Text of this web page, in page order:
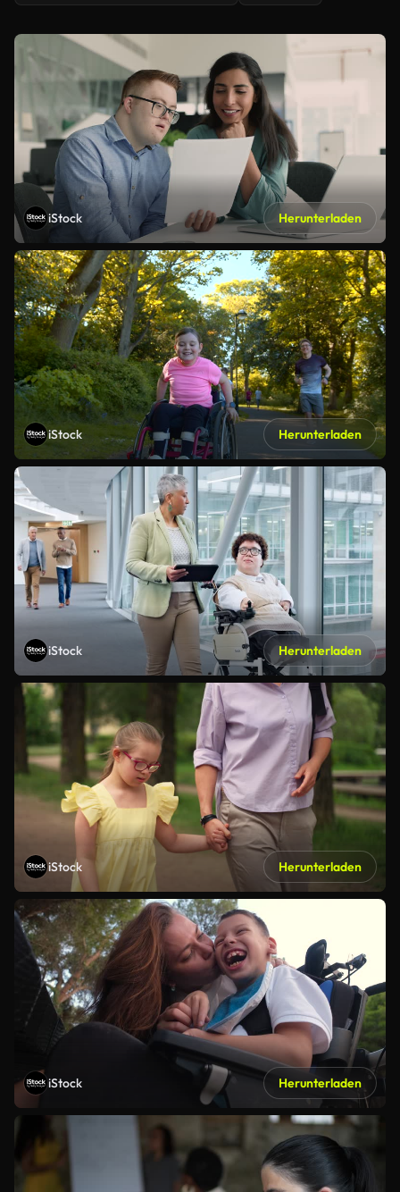
iStock Herunterladen
iStock Herunterladen
iStock Herunterladen
iStock Herunterladen
iStock Herunterladen